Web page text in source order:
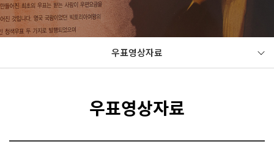
우표영상자료
우표영상자료